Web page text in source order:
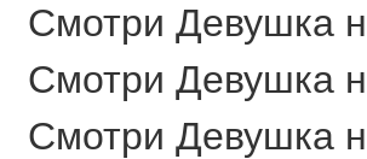
Смотри Девушка
Смотри Девушка
Смотри Девушка